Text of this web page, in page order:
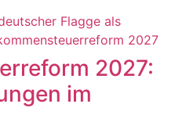
2027:
im